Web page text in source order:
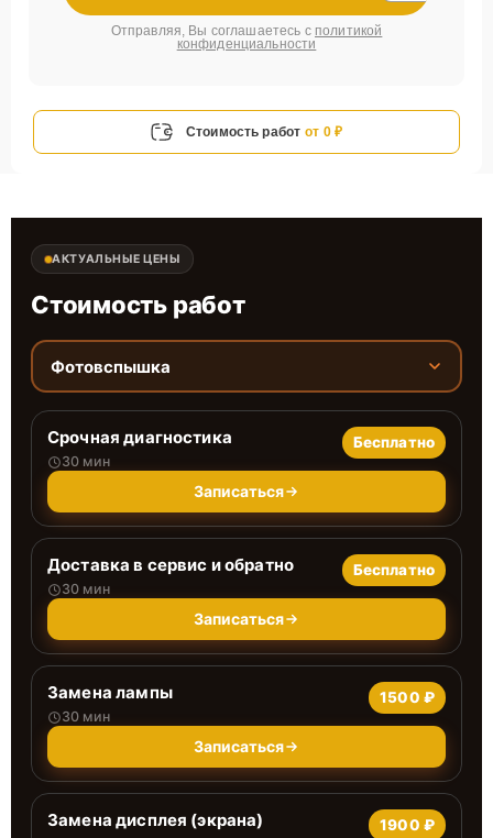
Отправляя, Вы соглашаетесь с политикой
конфиденциальности
Стоимость работ от 0 ₽
АКТУАЛЬНЫЕ ЦЕНЫ
Стоимость работ
Фотовспышка
Срочная диагностика
30 мин
Бесплатно
Записаться
Доставка в сервис и обратно
30 мин
Бесплатно
Записаться
Замена лампы
30 мин
1500 ₽
Записаться
Замена дисплея (экрана) 1900 ₽